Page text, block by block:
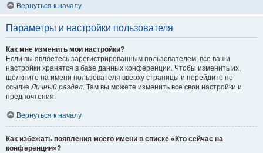
Вернуться к началу
Параметры и настройки пользователя
Как мне изменить мои настройки?
Если вы являетесь зарегистрированным пользователем, все ваши
настройки хранятся в базе данных конференции. Чтобы изменить их,
щёлкните на имени пользователя вверху страницы и перейдите по
ссылкеЛичный раздел. Там вы можете изменить все свои настройки и
предпочтения.
Вернуться к началу
Как избежать появления моего имени в списке «Кто сейчас на
конференции»?